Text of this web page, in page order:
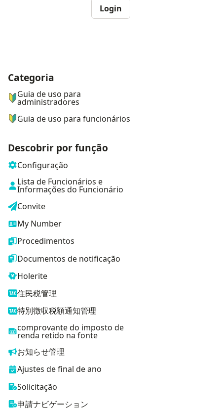
Login
ナビゲーションメニュー
Categoria
Guia de uso para
administradores
Guia de uso para funcionários
Descobrir por função
Configuração
Lista de Funcionários e
Informações do Funcionário
Convite
My Number
Procedimentos
Documentos de notificação
Holerite
住民税管理
特別徴収税額通知管理
comprovante do imposto de
renda retido na fonte
お知らせ管理
Ajustes de final de ano
Solicitação
申請ナビゲーション